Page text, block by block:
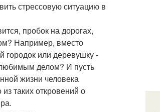
стрессовую ситуацию в
пробок на дорогах,
Например, вместо
городок или деревушку -
делом? И пусть
жизни человека
таких откровений о